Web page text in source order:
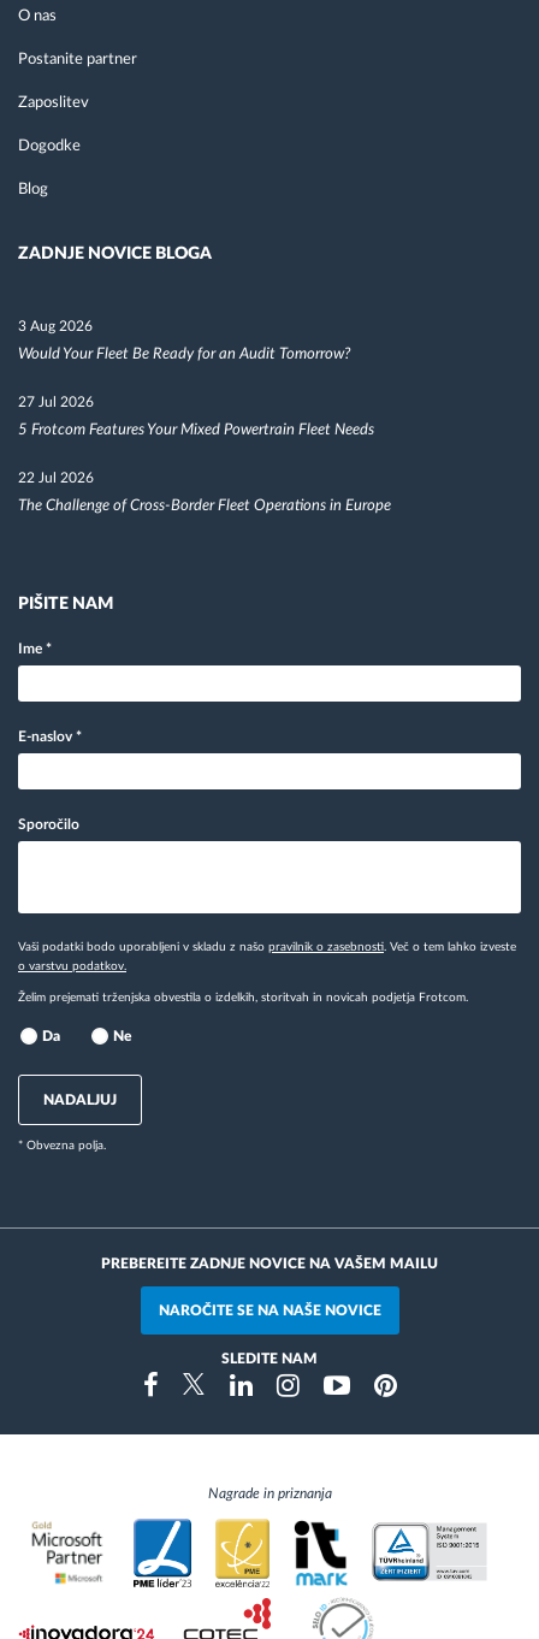
O nas
Postanite partner
Zaposlitev
Dogodke
Blog
ZADNJE NOVICE BLOGA
3 Aug 2026
Would Your Fleet Be Ready for an Audit Tomorrow?
27 Jul 2026
5 Frotcom Features Your Mixed Powertrain Fleet Needs
22 Jul 2026
The Challenge of Cross-Border Fleet Operations in Europe
PIŠITE NAM
Ime *
E-naslov *
Sporočilo
Vaši podatki bodo uporabljeni v skladu z našo pravilnik o zasebnosti . Več o tem lahko izveste
o varstvu podatkov.
Želim prejemati trženjska obvestila o izdelkih, storitvah in novicah podjetja Frotcom.
Da Ne
NADALJUJ
* Obvezna polja.
PREBEREITE ZADNJE NOVICE NA VAŠEM MAILU
NAROČITE SE NA NAŠE NOVICE
SLEDITE NAM
FacebookTwitterLinkedinInstragramYoutubePinterest
Nagrade in priznanja